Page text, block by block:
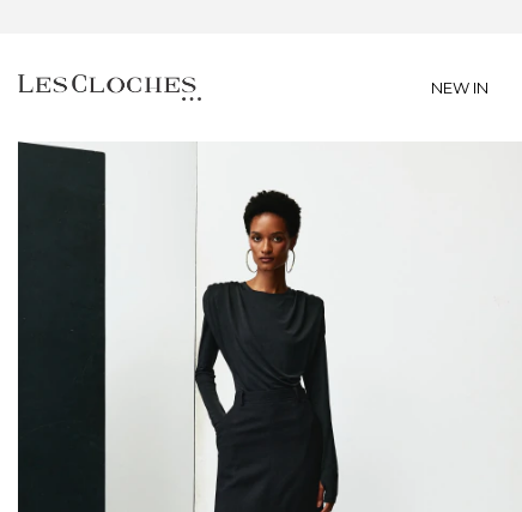
NEW IN